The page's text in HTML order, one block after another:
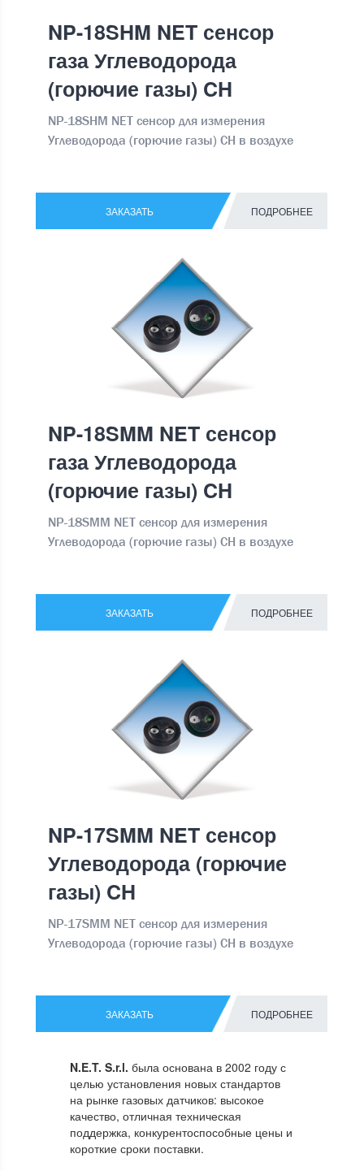
NP-18SHM NET сенсор
газа Углеводорода
(горючие газы) CH
NP-18SHM NET сенсор для измерения
Углеводорода (горючие газы) CH в воздухе
ЗАКАЗАТЬ ПОДРОБНЕЕ
NP-18SMM NET сенсор
газа Углеводорода
(горючие газы) CH
NP-18SMM NET сенсор для измерения
Углеводорода (горючие газы) CH в воздухе
ЗАКАЗАТЬ ПОДРОБНЕЕ
NP-17SMM NET сенсор
Углеводорода (горючие
газы) CH
NP-17SMM NET сенсор для измерения
Углеводорода (горючие газы) CH в воздухе
ЗАКАЗАТЬ ПОДРОБНЕЕ
N.E.T. S.r.l. была основана в 2002 году с
целью установления новых стандартов
на рынке газовых датчиков: высокое
качество, отличная техническая
поддержка, конкурентоспособные цены и
короткие сроки поставки.